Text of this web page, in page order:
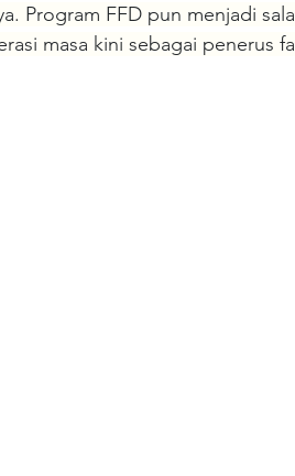
Program FFD pun menjadi
masa kini sebagai penerus